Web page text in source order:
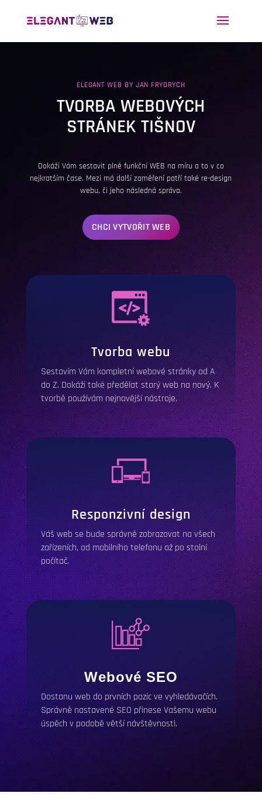
ELEGANT WEB BY JAN FRYDRYCH
TVORBA WEBOVÝCH
STRÁNEK TIŠNOV
Dokáži Vám sestavit plně funkční WEB na míru a to v co
nejkratším čase. Mezi má další zaměření patří také re-design
webu, či jeho následná správa.
CHCI VYTVOŘIT WEB
Tvorba webu
Sestavím Vám kompletní webové stránky od A
do Z. Dokáži také předělat starý web na nový. K
tvorbě používám nejnovější nástroje.
Responzivní design
Váš web se bude správně zobrazovat na všech
zařízeních, od mobilního telefonu až po stolní
počítač.
Webové SEO
Dostanu web do prvních pozic ve vyhledávačích.
Správně nastavené SEO přinese Vašemu webu
úspěch v podobě větší návštěvnosti.